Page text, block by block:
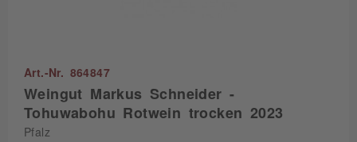
Art.-Nr. 864847
Weingut Markus Schneider -
Tohuwabohu Rotwein trocken 2023
Pfalz